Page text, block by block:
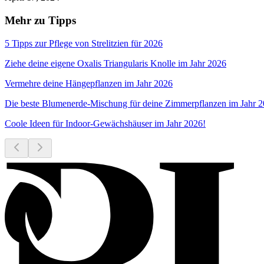
Mehr zu Tipps
5 Tipps zur Pflege von Strelitzien für 2026
Ziehe deine eigene Oxalis Triangularis Knolle im Jahr 2026
Vermehre deine Hängepflanzen im Jahr 2026
Die beste Blumenerde-Mischung für deine Zimmerpflanzen im Jahr
Coole Ideen für Indoor-Gewächshäuser im Jahr 2026!